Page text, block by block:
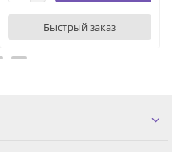
Быстрый заказ